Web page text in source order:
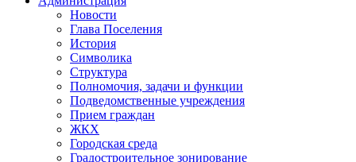
Новости
Глава Поселения
История
Символика
Структура
Полномочия, задачи и функции
Подведомственные учреждения
Прием граждан
ЖКХ
Городская среда
Градостроительное зонирование